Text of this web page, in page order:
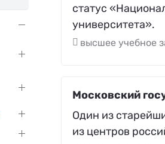
статус
университета».
высшее учебное
Московский
Один из
из центров